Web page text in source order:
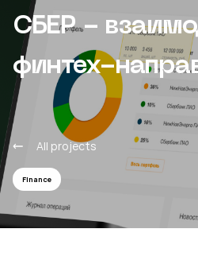
СБЕР -
финтех-
All projects
Finance